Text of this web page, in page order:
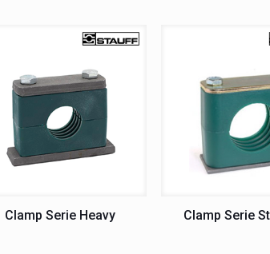
Clamp Serie Heavy Clamp Serie